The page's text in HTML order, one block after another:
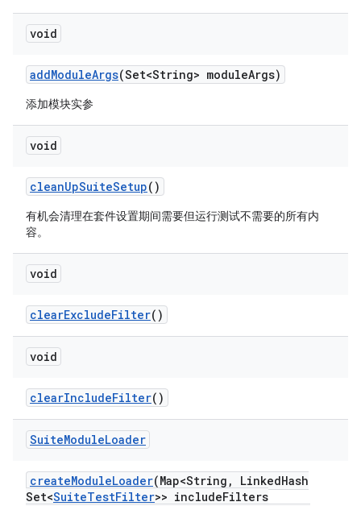
void
addModuleArgs(Set<String> moduleArgs)
添加模块实参
void
cleanUpSuiteSetup()
有机会清理在套件设置期间需要但运行测试不需要的所有内
容。
void
clearExcludeFilter()
void
clearIncludeFilter()
SuiteModuleLoader
createModuleLoader(Map<String , LinkedHash
Set<SuiteTestFilter>> includeFilters